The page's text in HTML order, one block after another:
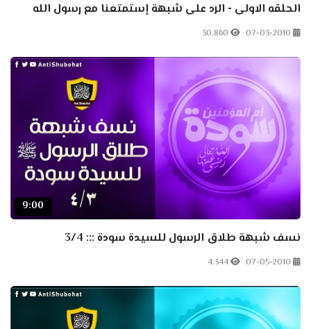
الحلقه الاولى - الرد على شبهة إستمتعنا مع رسول الله
07-03-2010
30.860
9:00
نسف شبهة طلاق الرسول للسيدة سودة ::: 3/4
07-05-2010
4.344